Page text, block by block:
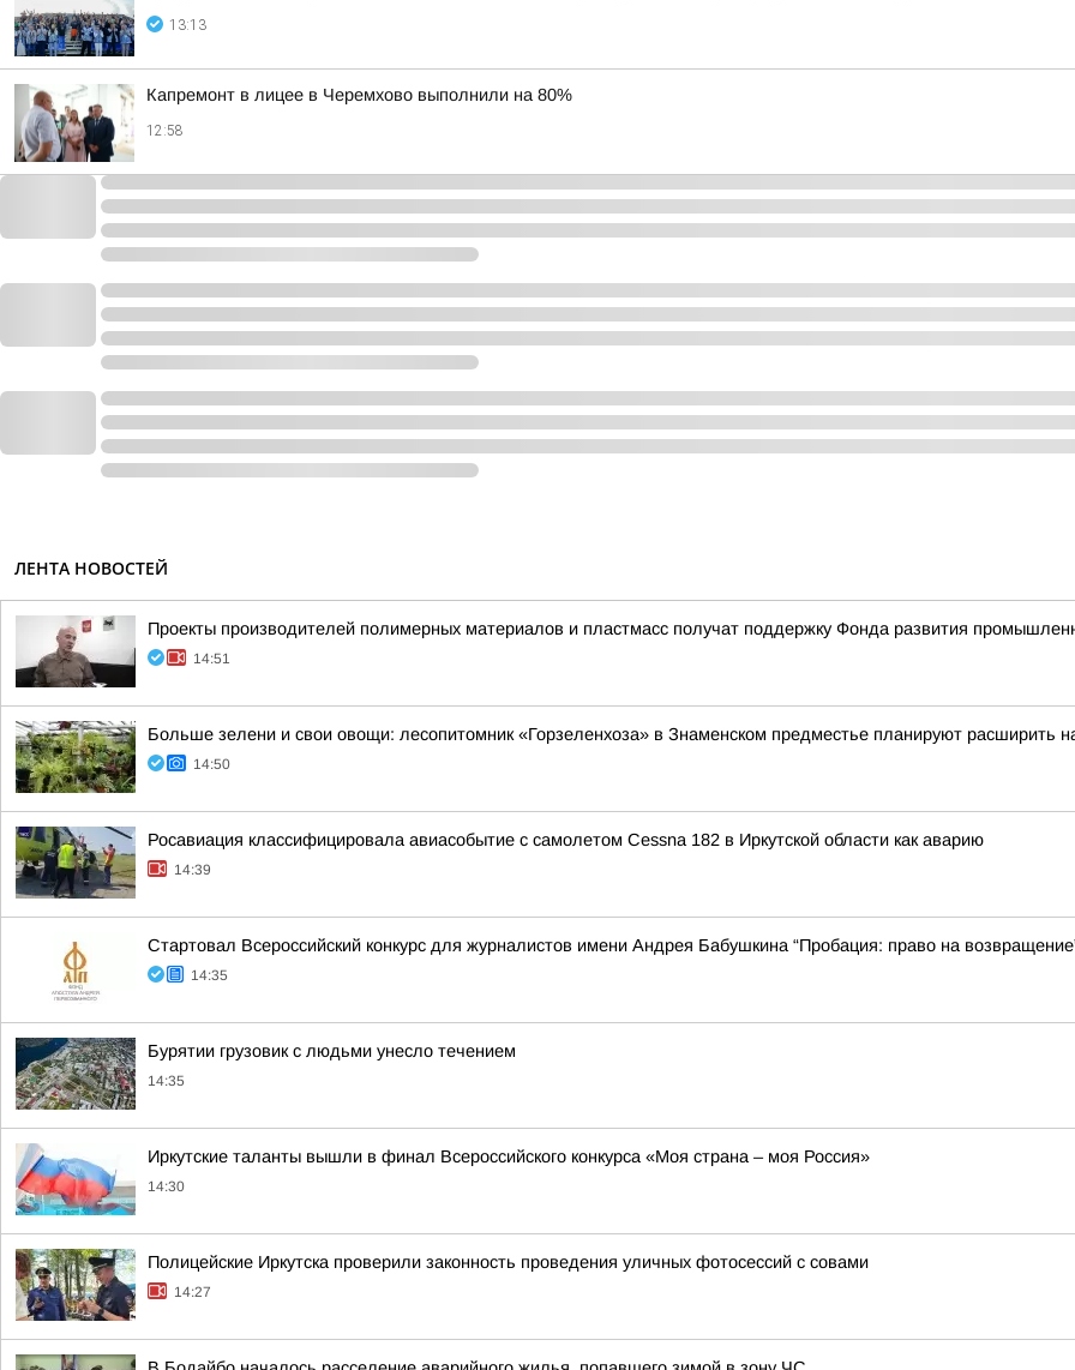
13:13
Капремонт в лицее в Черемхово выполнили на 80%
12:58
ЛЕНТА НОВОСТЕЙ
Проекты производителей полимерных материалов и пластмасс получат поддержку Фонда развития
14:51
Больше зелени и свои овощи: лесопитомник «Горзеленхоза» в Знаменском предместье планируют расширить
14:50
Росавиация классифицировала авиасобытие с самолетом Cessna 182 в Иркутской области как аварию
14:39
Стартовал Всероссийский конкурс для журналистов имени Андрея Бабушкина “Пробация: право на
14:35
Бурятии грузовик с людьми унесло течением
14:35
Иркутские таланты вышли в финал Всероссийского конкурса «Моя страна – моя Россия»
14:30
Полицейские Иркутска проверили законность проведения уличных фотосессий с совами
14:27